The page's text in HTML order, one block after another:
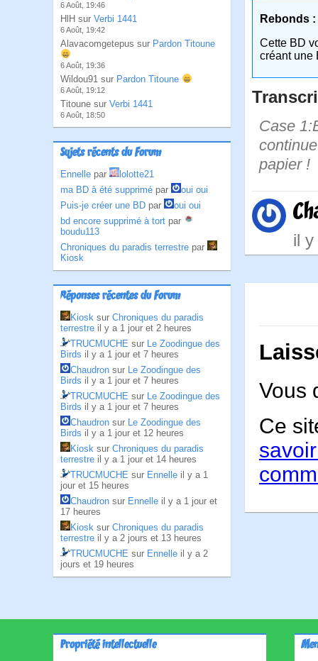
6 Août, 19:46
HlH sur Verbi 1441
6 Août, 19:42
Alavacomgetepus sur Pardon Titoune
6 Août, 19:36
Wildou91 sur Pardon Titoune
6 Août, 19:12
Titoune sur Verbi 1441
6 Août, 18:50
Sujets récents du Forum
Ennelle par
lolotte21
ma BD à été supprimé par
oui oui
Puis-je créer une BD par
oui oui
bd encore supprimé à tort par
boudu113
Chroniques du paradis terrestre par
Kiosk
Réponses récentes du Forum
Kiosk sur Chroniques du paradis
terrestre il y a 1 jour et 2 heures
TRUCMUCHE sur Le Zoodingue des
Birds il y a 1 jour et 7 heures
Chaudron sur Le Zoodingue des
Birds il y a 1 jour et 7 heures
TRUCMUCHE sur Le Zoodingue des
Birds il y a 1 jour et 7 heures
Chaudron sur Le Zoodingue des
Birds il y a 1 jour et 12 heures
Kiosk sur Chroniques du paradis
terrestre il y a 1 jour et 14 heures
TRUCMUCHE sur Ennelle il y a 1
jour et 15 heures
Chaudron sur Ennelle il y a 1 jour et
17 heures
Kiosk sur Chroniques du paradis
terrestre il y a 2 jours et 13 heures
TRUCMUCHE sur Ennelle il y a 2
jours et 19 heures
Rebonds :
Cette BD
créant une
Case
papier !
il
Vous
Ce
Propriété intellectuelle